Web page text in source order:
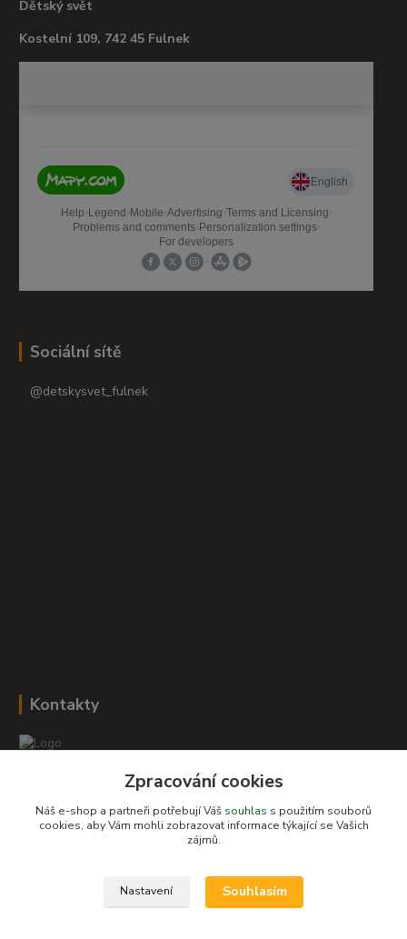
Dětský svět
Kostelní 109, 742 45 Fulnek
Sociální sítě
@detskysvet_fulnek
Kontakty
+420 604 278 943
obchod-detskysvet@seznam.cz
Zpracování cookies
Náš e-shop a partneři potřebují Váš souhlas s použitím souborů
cookies, aby Vám mohli zobrazovat informace týkající se Vašich
zájmů.
Nastavení Souhlasím